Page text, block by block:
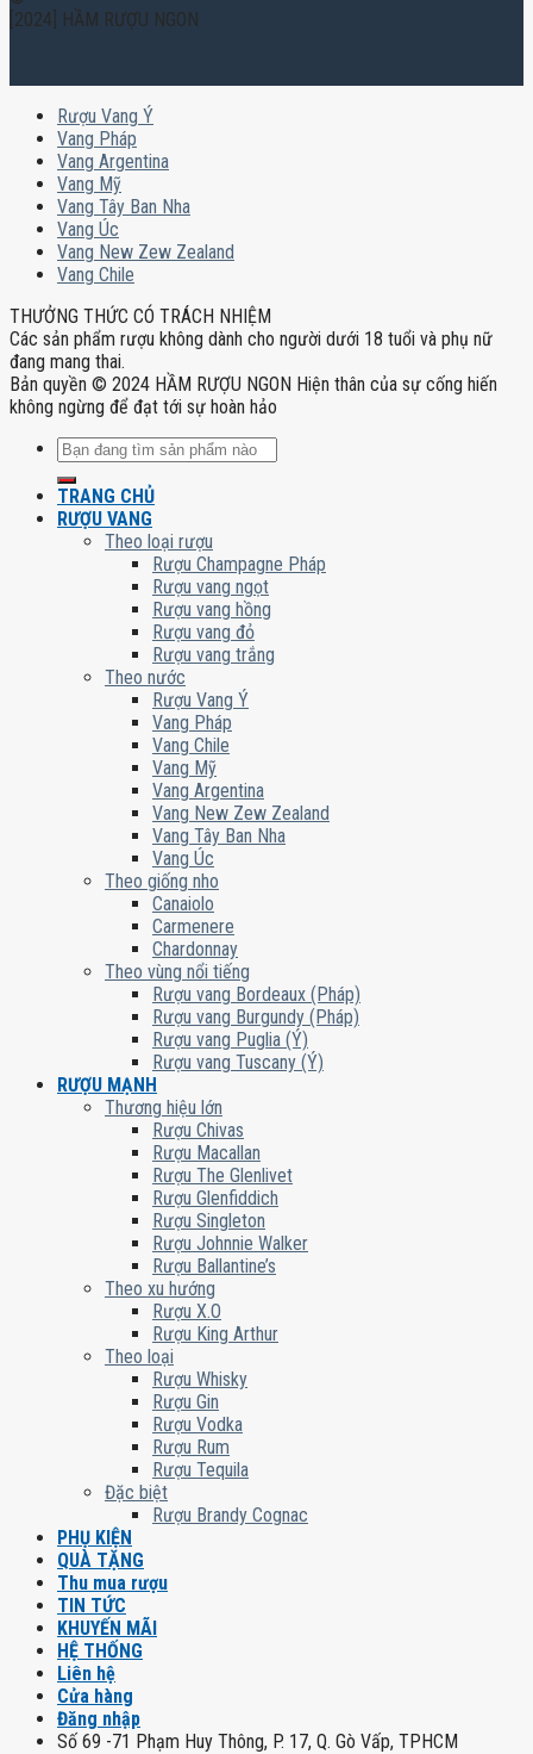
[2024] HẦM RƯỢU NGON
Rượu Vang Ý
Vang Pháp
Vang Argentina
Vang Mỹ
Vang Tây Ban Nha
Vang Úc
Vang New Zew Zealand
Vang Chile
THƯỞNG THỨC CÓ TRÁCH NHIỆM
Các sản phẩm rượu không dành cho người dưới 18 tuổi và phụ nữ
đang mang thai.
Bản quyền © 2024 HẦM RƯỢU NGON Hiện thân của sự cống hiến
không ngừng để đạt tới sự hoàn hảo
Tìm
kiếm:
TRANG CHỦ
RƯỢU VANG
Theo loại rượu
Rượu Champagne Pháp
Rượu vang ngọt
Rượu vang hồng
Rượu vang đỏ
Rượu vang trắng
Theo nước
Rượu Vang Ý
Vang Pháp
Vang Chile
Vang Mỹ
Vang Argentina
Vang New Zew Zealand
Vang Tây Ban Nha
Vang Úc
Theo giống nho
Canaiolo
Carmenere
Chardonnay
Theo vùng nổi tiếng
Rượu vang Bordeaux (Pháp)
Rượu vang Burgundy (Pháp)
Rượu vang Puglia (Ý)
Rượu vang Tuscany (Ý)
RƯỢU MẠNH
Thương hiệu lớn
Rượu Chivas
Rượu Macallan
Rượu The Glenlivet
Rượu Glenfiddich
Rượu Singleton
Rượu Johnnie Walker
Rượu Ballantine’s
Theo xu hướng
Rượu X.O
Rượu King Arthur
Theo loại
Rượu Whisky
Rượu Gin
Rượu Vodka
Rượu Rum
Rượu Tequila
Đặc biệt
Rượu Brandy Cognac
PHỤ KIỆN
QUÀ TẶNG
Thu mua rượu
TIN TỨC
KHUYẾN MÃI
HỆ THỐNG
Liên hệ
Cửa hàng
Đăng nhập
Số 69 -71 Phạm Huy Thông, P. 17, Q. Gò Vấp, TPHCM